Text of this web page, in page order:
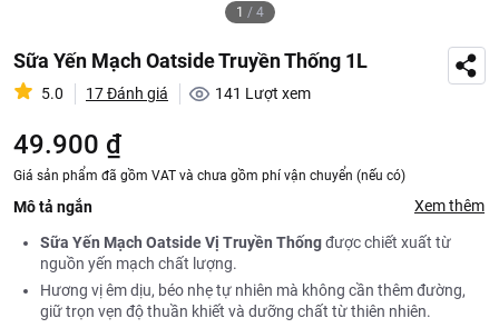
1 / 4
Sữa Yến Mạch Oatside Truyền Thống 1L
5.0 17 Đánh giá 141 Lượt xem
49.900 ₫
Giá sản phẩm đã gồm VAT và chưa gồm phí vận chuyển (nếu có)
Mô tả ngắn Xem thêm
Sữa Yến Mạch Oatside Vị Truyền Thốngđược chiết xuất từ
nguồn yến mạch chất lượng.
Hương vị êm dịu, béo nhẹ tự nhiên mà không cần thêm đường,
giữ trọn vẹn độ thuần khiết và dưỡng chất từ thiên nhiên.